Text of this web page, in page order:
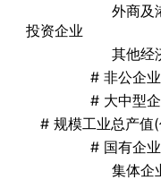
外商及港
投资企业
其他经济
# 非公企业
# 大中型企
# 规模工业总产值(
# 国有企业
集体企